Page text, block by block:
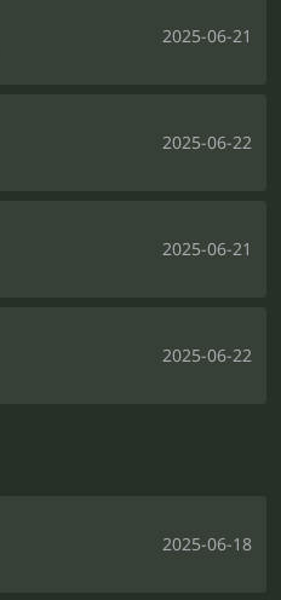
2025-06-21
2025-06-22
2025-06-21
2025-06-22
2025-06-18